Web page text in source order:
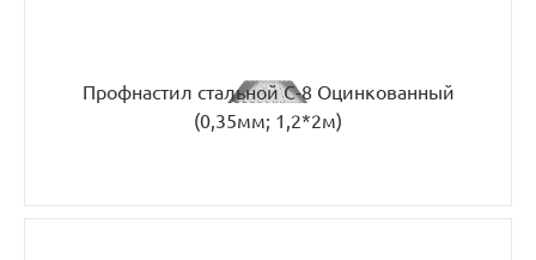
Профнастил стальной С-8 Оцинкованный
(0,35мм; 1,2*2м)